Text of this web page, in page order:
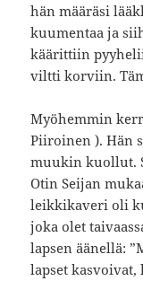
hän määräsi
kuumentaa ja
käärittiin
viltti korviin.
Myöhemmin
Piiroinen ). Hän
muukin kuollut.
Otin Seijan
leikkikaveri oli
joka olet
lapsen äänellä:
lapset